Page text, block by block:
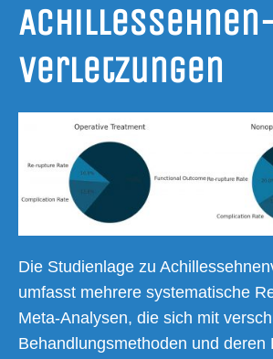
Verletzungen
Die Stu­di­en­la­ge zu
umfasst meh­re­re sys­te­ma­ti­sche
Meta-Ana­ly­sen, die sich mit
Behand­lungs­me­tho­den und deren